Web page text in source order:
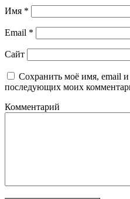
Имя *
Email *
Сайт
Сохранить моё имя, email и
последующих моих
Комментарий